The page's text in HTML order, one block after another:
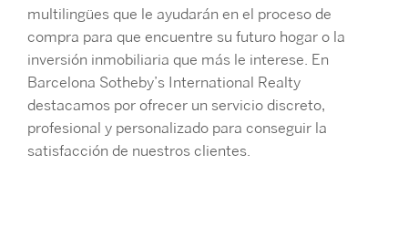
multilingües que le ayudarán en el proceso de
compra para que encuentre su futuro hogar o la
inversión inmobiliaria que más le interese. En
Barcelona Sotheby’s International Realty
destacamos por ofrecer un servicio discreto,
profesional y personalizado para conseguir la
satisfacción de nuestros clientes.